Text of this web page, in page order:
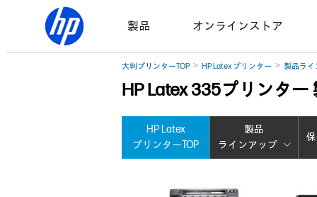
製品 オンラインストア
大判プリンターTOP HP Latex プリンター 製品ラ
HP Latex 335プリンター
HP Latex
プリンターTOP
製品
ラインアップ